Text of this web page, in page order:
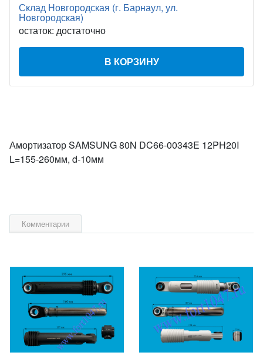
Склад Новгородская (г. Барнаул, ул.
Новгородская)
остаток: достаточно
В КОРЗИНУ
Амортизатор SAMSUNG 80N DC66-00343E 12PH20I
L=155-260мм, d-10мм
Комментарии